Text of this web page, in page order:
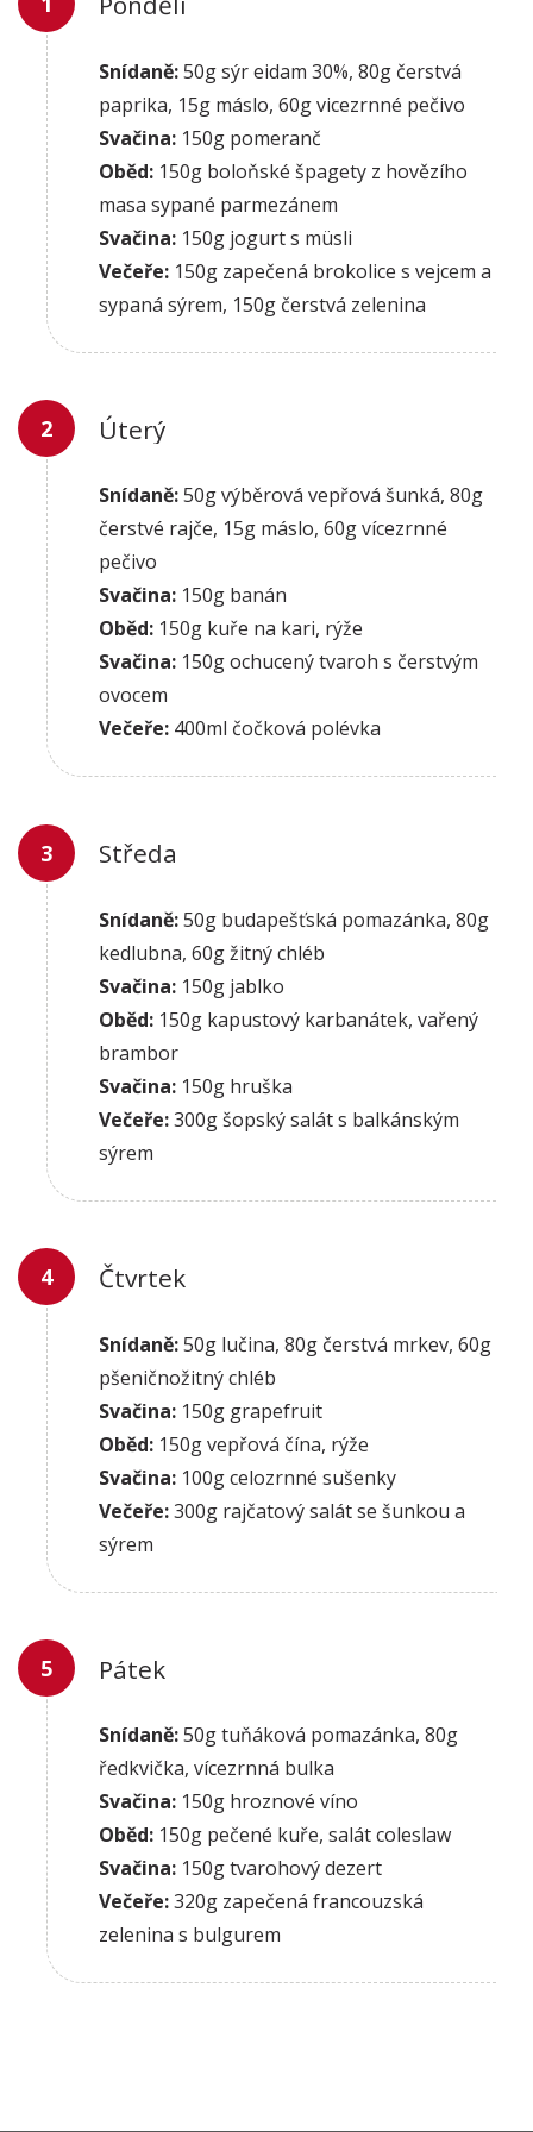
Snídaně:50g sýr eidam 30%, 80g čerstvá
paprika, 15g máslo, 60g vicezrnné pečivo
Svačina: 150g pomeranč
Oběd: 150g boloňské špagety z hovězího
masa sypané parmezánem
Svačina: 150g jogurt s müsli
Večeře: 150g zapečená brokolice s vejcem a
sypaná sýrem, 150g čerstvá zelenina
Úterý
Snídaně:50g výběrová vepřová šunká, 80g
čerstvé rajče, 15g máslo, 60g vícezrnné
pečivo
Svačina: 150g banán
Oběd: 150g kuře na kari, rýže
Svačina: 150g ochucený tvaroh s čerstvým
ovocem
Večeře: 400ml čočková polévka
Středa
Snídaně:50g budapešťská pomazánka, 80g
kedlubna, 60g žitný chléb
Svačina: 150g jablko
Oběd: 150g kapustový karbanátek, vařený
brambor
Svačina: 150g hruška
Večeře:300g šopský salát s balkánským
sýrem
Čtvrtek
Snídaně:50g lučina, 80g čerstvá mrkev, 60g
pšeničnožitný chléb
Svačina: 150g grapefruit
Oběd: 150g vepřová čína, rýže
Svačina: 100g celozrnné sušenky
Večeře:300g rajčatový salát se šunkou a
sýrem
Pátek
Snídaně:50g tuňáková pomazánka, 80g
ředkvička, vícezrnná bulka
Svačina: 150g hroznové víno
Oběd: 150g pečené kuře, salát coleslaw
Svačina: 150g tvarohový dezert
Večeře:320g zapečená francouzská
zelenina s bulgurem